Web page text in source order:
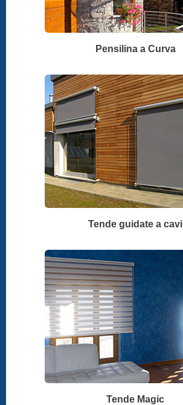
Pensilina a Curva
Tende guidate a cavi
Tende Magic